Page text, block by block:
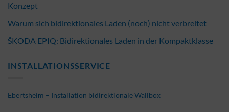
Konzept
Warum sich bidirektionales Laden (noch) nicht verbreitet
ŠKODA EPIQ: Bidirektionales Laden in der Kompaktklasse
INSTALLATIONSSERVICE
Ebertsheim – Installation bidirektionale Wallbox